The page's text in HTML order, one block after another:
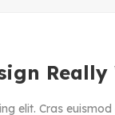
Really
elit. Cras